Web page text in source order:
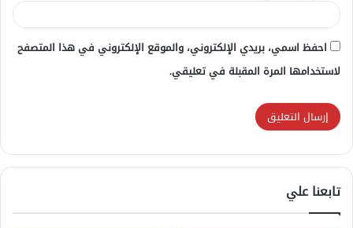
احفظ اسمي، بريدي الإلكتروني، والموقع الإلكتروني في هذا المتصفح
لاستخدامها المرة المقبلة في تعليقي.
تابعنا علي